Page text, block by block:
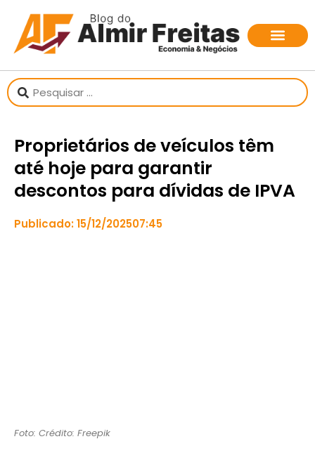
Proprietários de veículos têm
até hoje para garantir
descontos para dívidas de IPVA
Publicado:15/12/202507:45
Foto: Crédito: Freepik